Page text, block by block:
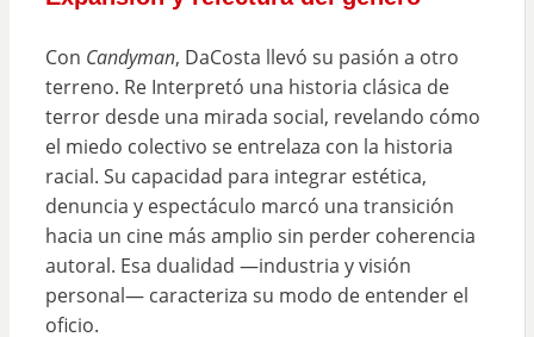
Con Candyman, DaCosta llevó su pasión a otro
terreno. Re Interpretó una historia clásica de
terror desde una mirada social, revelando cómo
el miedo colectivo se entrelaza con la historia
racial. Su capacidad para integrar estética,
denuncia y espectáculo marcó una transición
hacia un cine más amplio sin perder coherencia
autoral. Esa dualidad —industria y visión
personal— caracteriza su modo de entender el
oficio.